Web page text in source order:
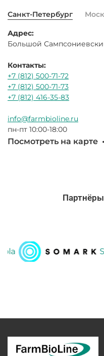
Санкт-Петербург
Адрес:
Большой
Контакты:
+7 (812) 500-71-72
+7 (812) 500-71-73
+7 (812) 416-35-83
info@farmbioline.ru
пн-пт 10:00-18:00
Посмотреть на карте